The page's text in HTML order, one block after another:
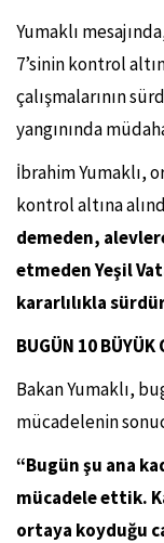
Yumaklı
7’sinin kontrol
çalışmalarının
yangınında
İbrahim Yumaklı,
kontrol altına
demeden,
etmeden Yeşil
kararlılıkla
BUGÜN 10 BÜYÜK
Bakan Yumaklı,
mücadelenin
“Bugün şu ana
mücadele ettik.
ortaya koyduğu